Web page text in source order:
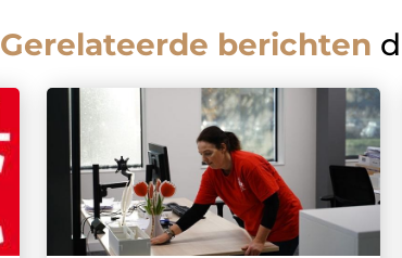
Gerelateerde berichten